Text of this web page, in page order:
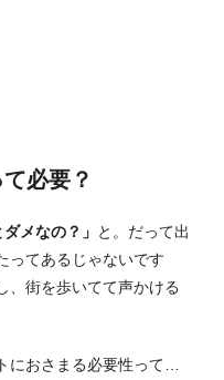
必要？
メなの？」 と。だって出
ってあるじゃないです
、街を歩いてて声かける
におさまる必要性って…